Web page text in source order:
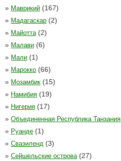
» Маврикий (167)
» Мадагаскар (2)
» Майотта (2)
» Малави (6)
» Мали (1)
» Марокко (66)
» Мозамбик (15)
» Намибия (19)
» Нигерия (17)
» Объединенная Республика Танзания
» Руанде (1)
» Свазиленд (3)
» Сейшельские острова (27)